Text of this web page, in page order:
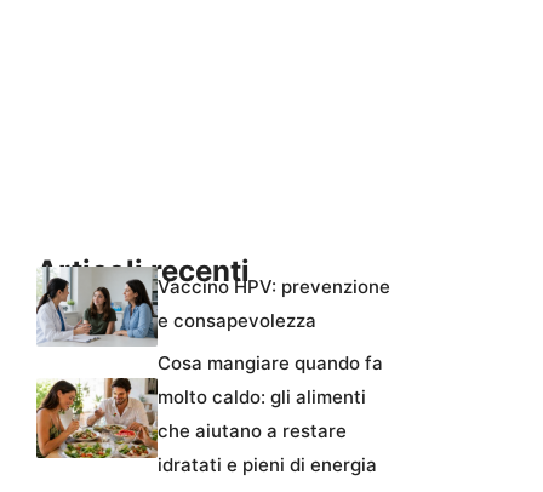
Articoli recentiVaccino HPV: prevenzione
e consapevolezza
Cosa mangiare quando fa
molto caldo: gli alimenti
che aiutano a restare
idratati e pieni di energia